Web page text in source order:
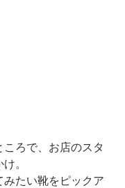
ころで、お店のスタ
。
みたい靴をピックア